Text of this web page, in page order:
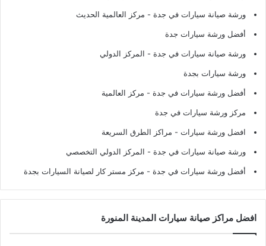
ورشة صيانة سيارات في جدة - مركز العالمية الحديث
أفضل ورشة سيارات جدة
ورشة صيانة سيارات في جدة - المركز الدولي
ورشة سيارات بجدة
أفضل ورشة سيارات في جدة - مركز العالمية
مركز ورشة سيارات في جدة
افضل ورشة سيارات - مراكز الطرق السريعة
ورشة صيانة سيارات في جدة - المركز الدولي التخصصي
أفضل ورشة سيارات في جدة - مركز مستر كار لصيانة السيارات بجدة
افضل مراكز صيانة سيارات المدينة المنورة